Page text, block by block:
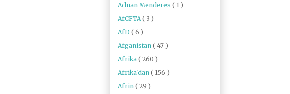
Adnan Menderes ( 1 )
AfCFTA ( 3 )
AfD ( 6 )
Afganistan ( 47 )
Afrika ( 260 )
Afrika'dan ( 156 )
Afrin ( 29 )